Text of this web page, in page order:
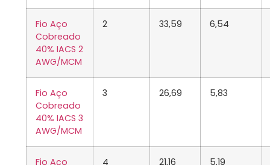
Fio Aço
Cobreado
40% IACS 2
AWG/MCM
2 33,59 6,54
Fio Aço
Cobreado
40% IACS 3
AWG/MCM
3 26,69 5,83
Fio Aço
4 21,16 5,19